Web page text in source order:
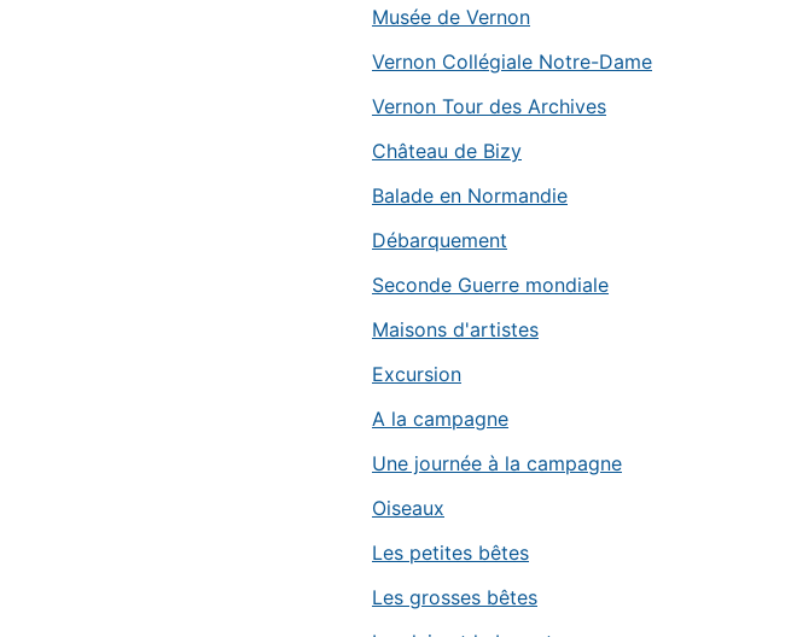
Musée de Vernon
Vernon Collégiale Notre-Dame
Vernon Tour des Archives
Château de Bizy
Balade en Normandie
Débarquement
Seconde Guerre mondiale
Maisons d'artistes
Excursion
A la campagne
Une journée à la campagne
Oiseaux
Les petites bêtes
Les grosses bêtes